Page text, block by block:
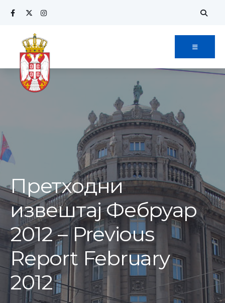
Skip
content
Претходни
извештај Фебруар
2012 – Previous
Report February
2012
Search